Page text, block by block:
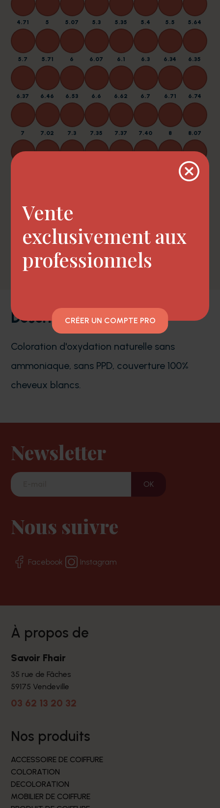
4.71 5 5.07 5.3 5.35 5.4 5.5 5.64
5.7 5.71 6 6.07 6.1 6.3 6.34 6.35
6.37 6.46 6.53 6.6 6.62 6.7 6.71 6.74
7 7.02 7.3 7.35 7.37 7.40 8 8.07
9.11
9.12
SILVER
Description
Coloration d'oxydation naturelle sans
ammoniaque, sans PPD, couverture 100%
cheveux blancs.
Newsletter
Nous suivre
Facebook Instagram
à propos de
Savoir Fhair
35 rue de Fâches
59175 Vendeville
03 62 13 20 32
nos produits
ACCESSOIRE DE COIFFURE
COLORATION
DECOLORATION
MOBILIER DE COIFFURE
Vente
exclusivement aux
professionnels
CRÉER UN COMPTE PRO